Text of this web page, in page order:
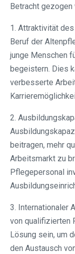
Betracht gezogen
1. Attraktivität
Beruf der
junge Menschen
begeistern. Dies
verbesserte
2.
beitragen, mehr
Arbeitsmarkt zu
Pflegepersonal
3. Internationaler
von qualifizierten
Lösung sein, um
den Austausch